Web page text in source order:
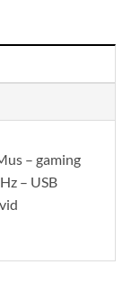
– gaming
– USB